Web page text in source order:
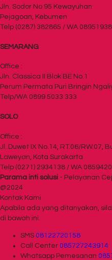
Jln. Sodor No 95 Kewayuhan
Pejagoan, Kebumen
Telp (0287) 382865 / WA
SEMARANG
Office :
Jln. Classica II Blok BE No.1
Perum Permata Puri Bringin
Telp/WA 0899 5033 333
SOLO
Office :
Jl. Duwet IX No.14, RT.06/RW.07,
Laweyan, Kota Surakarta
Telp (0271) 2934138 / WA
Parama inti solusi - Pelayanan
@2024
Kontak Kami
Apabila ada yang ditanyakan,
di bawah ini.
SMS 08122720158
Call Center 085727243914
Whatsapp Pemesanan